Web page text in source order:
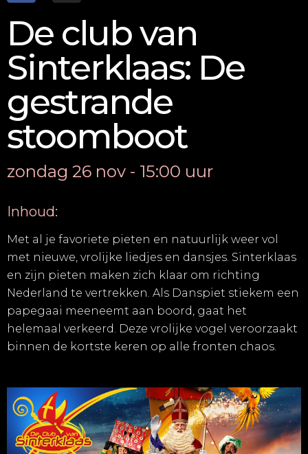
De club van
Sinterklaas: De
gestrande
stoomboot
zondag 26 nov - 15:00 uur
Inhoud:
Met al je favoriete pieten en natuurlijk weer vol
met nieuwe, vrolijke liedjes en dansjes. Sinterklaas
en zijn pieten maken zich klaar om richting
Nederland te vertrekken. Als Danspiet stiekem een
papegaai meeneemt aan boord, gaat het
helemaal verkeerd. Deze vrolijke vogel veroorzaakt
binnen de kortste keren op alle fronten chaos.